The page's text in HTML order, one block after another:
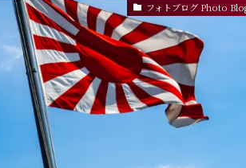
フォトブログ Photo